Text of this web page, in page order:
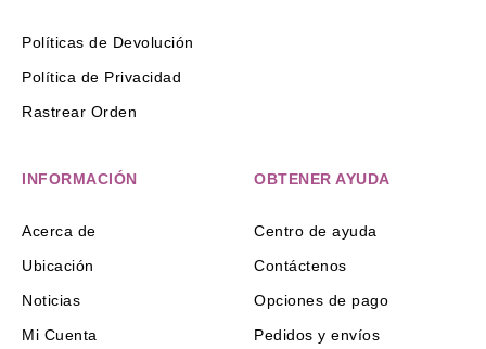
Políticas de Devolución
Política de Privacidad
Rastrear Orden
INFORMACIÓN
Acerca de
Ubicación
Noticias
Mi Cuenta
OBTENER AYUDA
Centro de ayuda
Contáctenos
Opciones de pago
Pedidos y envíos